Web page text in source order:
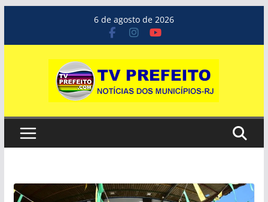
o
6 de agosto de 2026